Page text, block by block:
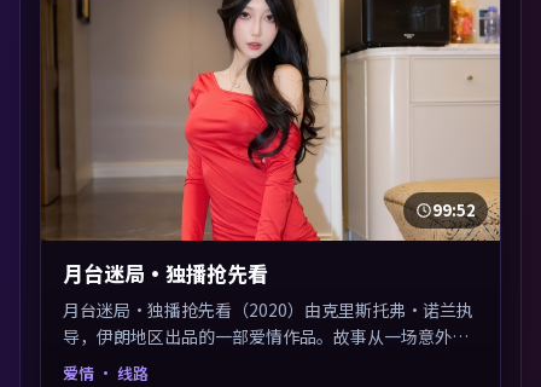
99:52
月台迷局·独播抢先看
月台迷局·独播抢先看（2020）由克里斯托弗·诺兰执
导，伊朗地区出品的一部爱情作品。故事从一场意外切
入，人物在道德与生存之间反复摇摆，叙事层层推进，
爱情 · 线路